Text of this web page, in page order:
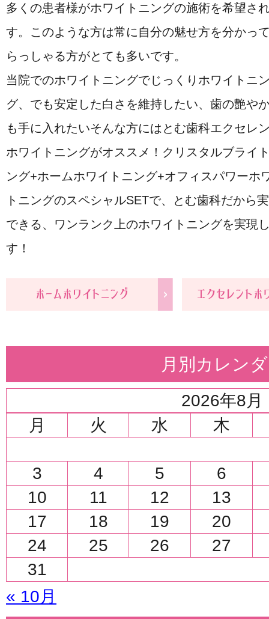
多くの患者様がホワイトニングの施術を希望さ
す。このような方は常に自分の魅せ方を分かっ
らっしゃる方がとても多いです。
当院でのホワイトニングでじっくりホワイトニ
グ、でも安定した白さを維持したい、歯の艶や
も手に入れたいそんな方にはとむ歯科エクセレ
ホワイトニングがオススメ！クリスタルブライ
ング+ホームホワイトニング+オフィスパワーホ
トニングのスペシャルSETで、とむ歯科だから
できる、ワンランク上のホワイトニングを実現
す！
月別カレン
2026年8月
月
火 水 木
3 4 5
6
10
11 12
13
17
18 19
20
24
25 26
27
31
« 10月